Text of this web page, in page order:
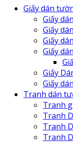
Giấy dán
Giấy
Giấy
Giấy
Giấy
Giấy
Giấy
Tranh dán
Tranh
Tranh
Tranh
Tranh